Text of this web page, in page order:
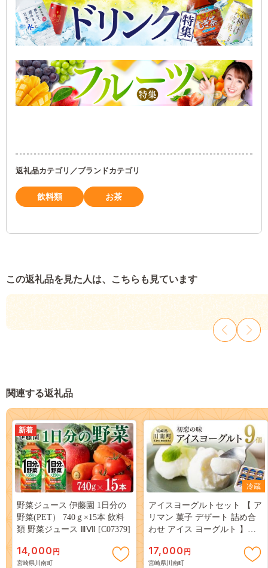
返礼品カテゴリ／ブランドカテゴリ
飲料類 お茶
この返礼品を見た人は、こちらも見ています
関連する返礼品
新着
野菜ジュース 伊藤園 1日分の
野菜(PET） 740ｇ×15本 飲料
類 野菜ジュース ⅢⅦ [C07379]
14,000 円
宮崎県川南町
冷蔵
アイスヨーグルトセット 【 ア
リマン 菓子 デザート 詰め合
わせ アイス ヨーグルト 】
17,000 円
宮崎県川南町